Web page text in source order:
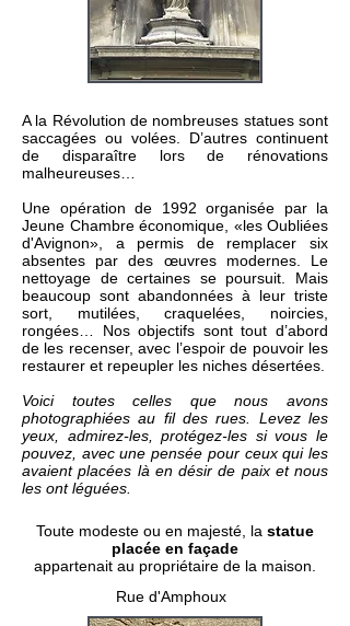
A la Révolution de nombreuses statues sont
saccagées ou volées. D’autres continuent
de disparaître lors de rénovations
malheureuses…
Une opération de 1992 organisée par la
Jeune Chambre économique, «les Oubliées
d'Avignon», a permis de remplacer six
absentes par des œuvres modernes. Le
nettoyage de certaines se poursuit. Mais
beaucoup sont abandonnées à leur triste
sort, mutilées, craquelées, noircies,
rongées… Nos objectifs sont tout d’abord
de les recenser, avec l’espoir de pouvoir les
restaurer et repeupler les niches désertées.
Voici toutes celles que nous avons
photographiées au fil des rues. Levez les
yeux, admirez-les, protégez-les si vous le
pouvez, avec une pensée pour ceux qui les
avaient placées là en désir de paix et nous
les ont léguées.
Toute modeste ou en majesté, la statue
placée en façade
appartenait au propriétaire de la maison.
Rue d'Amphoux